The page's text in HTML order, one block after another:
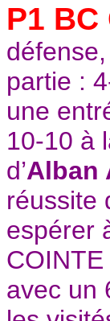
P1 BC
partie :
une
10-10 à
d’Alban
réussite
espérer
avec un